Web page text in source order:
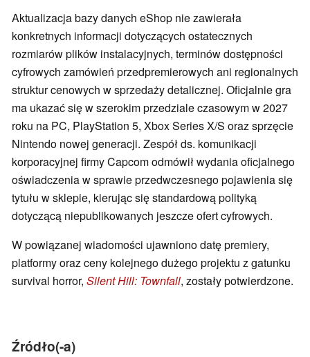
Aktualizacja bazy danych eShop nie zawierała
konkretnych informacji dotyczących ostatecznych
rozmiarów plików instalacyjnych, terminów dostępności
cyfrowych zamówień przedpremierowych ani regionalnych
struktur cenowych w sprzedaży detalicznej. Oficjalnie gra
ma ukazać się w szerokim przedziale czasowym w 2027
roku na PC, PlayStation 5, Xbox Series X/S oraz sprzęcie
Nintendo nowej generacji. Zespół ds. komunikacji
korporacyjnej firmy Capcom odmówił wydania oficjalnego
oświadczenia w sprawie przedwczesnego pojawienia się
tytułu w sklepie, kierując się standardową polityką
dotyczącą niepublikowanych jeszcze ofert cyfrowych.
W powiązanej wiadomości ujawniono datę premiery,
platformy oraz ceny kolejnego dużego projektu z gatunku
survival horror, Silent Hill: Townfall, zostały potwierdzone.
Źródło(-a)